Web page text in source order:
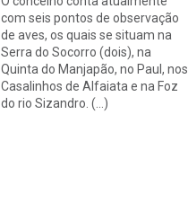
com seis pontos de observação
de aves, os quais se situam na
Serra do Socorro (dois), na
Quinta do Manjapão, no Paul, nos
Casalinhos de Alfaiata e na Foz
do rio Sizandro. (...)